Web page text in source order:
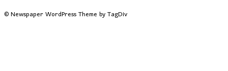
© Newspaper WordPress Theme by TagDiv